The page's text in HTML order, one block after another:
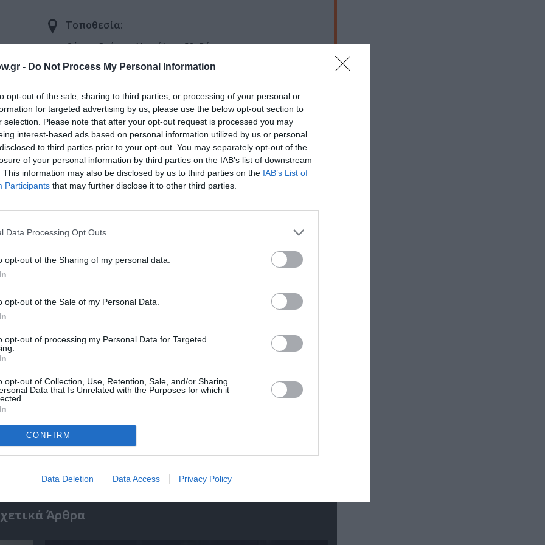
- Do Not Process My Personal Information
opt-out of the sale, sharing to third parties, or processing of your personal or
for targeted advertising by us, please use the below opt-out section to
selection. Please note that after your opt-out request is processed you may
interest-based ads based on personal information utilized by us or personal
to third parties prior to your opt-out. You may separately opt-out of the
of your personal information by third parties on the IAB’s list of downstream
This information may also be disclosed by us to third parties on the IAB’s List of
Participants that may further disclose it to other third parties.
Data Processing Opt Outs
opt-out of the Sharing of my personal data.
opt-out of the Sale of my Personal Data.
opt-out of processing my Personal Data for Targeted
opt-out of Collection, Use, Retention, Sale, and/or Sharing
Data that Is Unrelated with the Purposes for which it
CONFIRM
Data Deletion Data Access Privacy Policy
Τοποθεσία:
Θέατρο Βράχων, Νεαπόλεως 58, Βύρωνας
Θέατρο Βράχων
στοCulturenow.gr
Δες εδώ! ❯
ΜΑΤΙΚΑ
ΦΕΣΤΙΒΑΛ ΤΑΣΟΣ ΙΟΡΔΑΝΙΔΗΣ ΦΕΣΤΙΒΑΛ "ΣΤΗ ΣΚΙΑ ΤΩΝ ΒΡΑΧΩΝ"
και τον Πολιτισμό!
το Culturenow.gr
Άρθρα